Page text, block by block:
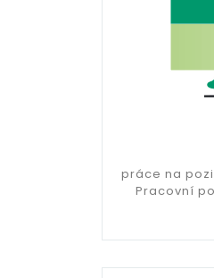
práce na
Pracovní